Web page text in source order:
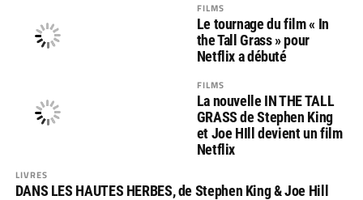
FILMS
Le tournage du film « In
the Tall Grass » pour
Netflix a débuté
FILMS
La nouvelle IN THE TALL
GRASS de Stephen King
et Joe HIll devient un film
Netflix
LIVRES
DANS LES HAUTES HERBES, de Stephen King & Joe Hill